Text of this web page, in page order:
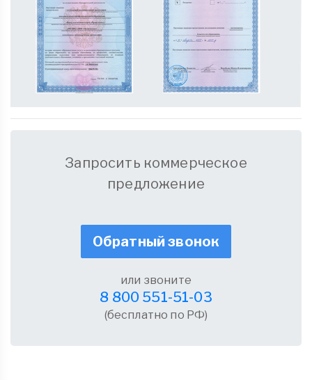
Запросить коммерческое
предложение
Обратный звонок
или звоните
8 800 551-51-03
(бесплатно по РФ)